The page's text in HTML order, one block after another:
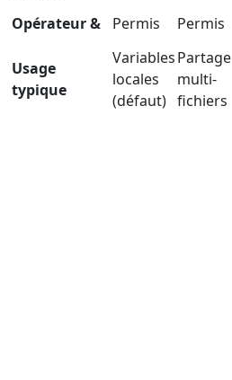
Opérateur & Permis Permis
Usage
typique
Variables
locales
(défaut)
Partage
multi-
fichiers